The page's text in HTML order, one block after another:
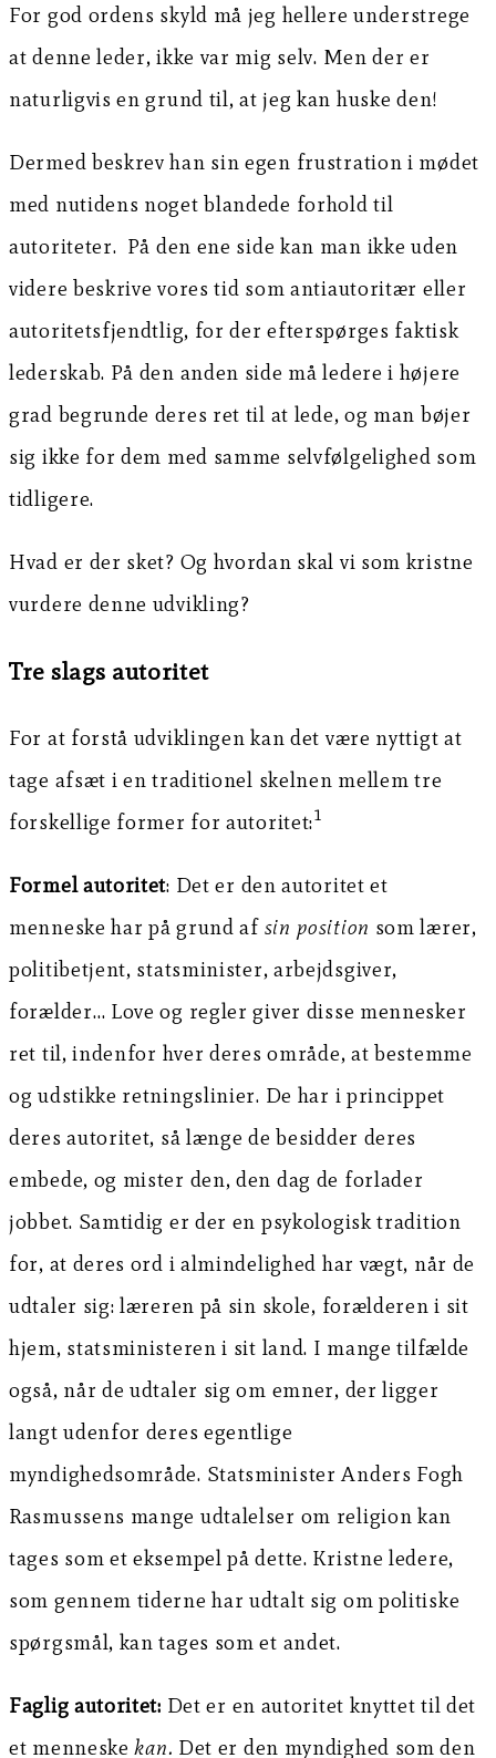
For god ordens skyld må jeg hellere understrege
at denne leder, ikke var mig selv. Men der er
naturligvis en grund til, at jeg kan huske den!
Dermed beskrev han sin egen frustration i mødet
med nutidens noget blandede forhold til
autoriteter. På den ene side kan man ikke uden
videre beskrive vores tid som antiautoritær eller
autoritetsfjendtlig, for der efterspørges faktisk
lederskab. På den anden side må ledere i højere
grad begrunde deres ret til at lede, og man bøjer
sig ikke for dem med samme selvfølgelighed som
tidligere.
Hvad er der sket? Og hvordan skal vi som kristne
vurdere denne udvikling?
Tre slags autoritet
For at forstå udviklingen kan det være nyttigt at
tage afsæt i en traditionel skelnen mellem tre
forskellige former for autoritet:1
Formel autoritet: Det er den autoritet et
menneske har på grund af sin position som lærer,
politibetjent, statsminister, arbejdsgiver,
forælder… Love og regler giver disse mennesker
ret til, indenfor hver deres område, at bestemme
og udstikke retningslinier. De har i princippet
deres autoritet, så længe de besidder deres
embede, og mister den, den dag de forlader
jobbet. Samtidig er der en psykologisk tradition
for, at deres ord i almindelighed har vægt, når de
udtaler sig: læreren på sin skole, forælderen i sit
hjem, statsministeren i sit land. I mange tilfælde
også, når de udtaler sig om emner, der ligger
langt udenfor deres egentlige
myndighedsområde. Statsminister Anders Fogh
Rasmussens mange udtalelser om religion kan
tages som et eksempel på dette. Kristne ledere,
som gennem tiderne har udtalt sig om politiske
spørgsmål, kan tages som et andet.
Faglig autoritet: Det er en autoritet knyttet til det
et menneske kan. Det er den myndighed som den